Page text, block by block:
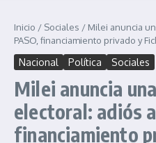
Inicio / Sociales / Milei anuncia
PASO, financiamiento privado y
Nacional Política Sociales
Milei anuncia
electoral: adiós
financiamiento